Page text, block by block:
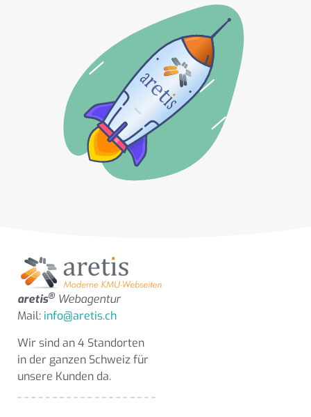
aretis® Webagentur
Mail: info@aretis.ch
Wir sind an 4 Standorten
in der ganzen Schweiz für
unsere Kunden da.